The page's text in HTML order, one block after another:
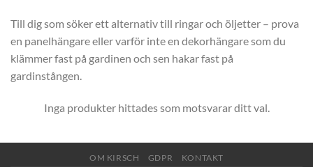
Till dig som söker ett alternativ till ringar och öljetter – prova
en panelhängare eller varför inte en dekorhängare som du
klämmer fast på gardinen och sen hakar fast på
gardinstången.
Inga produkter hittades som motsvarar ditt val.
OM KIRSCH GDPR KONTAKT